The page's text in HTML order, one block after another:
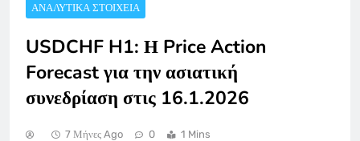
ΑΝΑΛΥΤΙΚΆ ΣΤΟΙΧΕΊΑ
USDCHF H1: Η Price Action
Forecast για την ασιατική
συνεδρίαση στις 16.1.2026
7 Μήνες Ago 0 1 Mins